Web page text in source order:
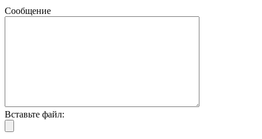
Сообщение
Вставьте файл: